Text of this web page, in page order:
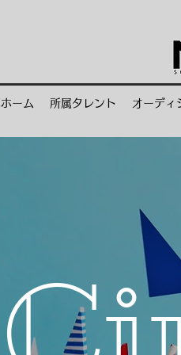
ホーム 所属タレント オーディ